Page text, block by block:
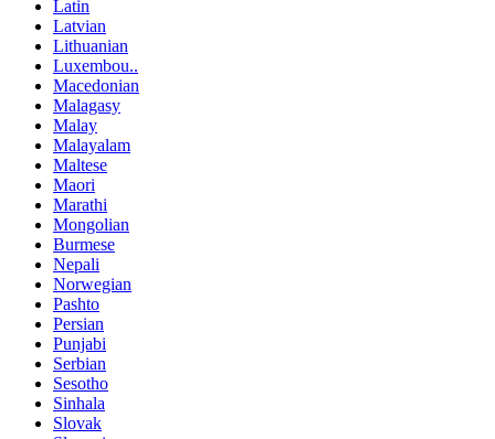
Latin
Latvian
Lithuanian
Luxembou..
Macedonian
Malagasy
Malay
Malayalam
Maltese
Maori
Marathi
Mongolian
Burmese
Nepali
Norwegian
Pashto
Persian
Punjabi
Serbian
Sesotho
Sinhala
Slovak